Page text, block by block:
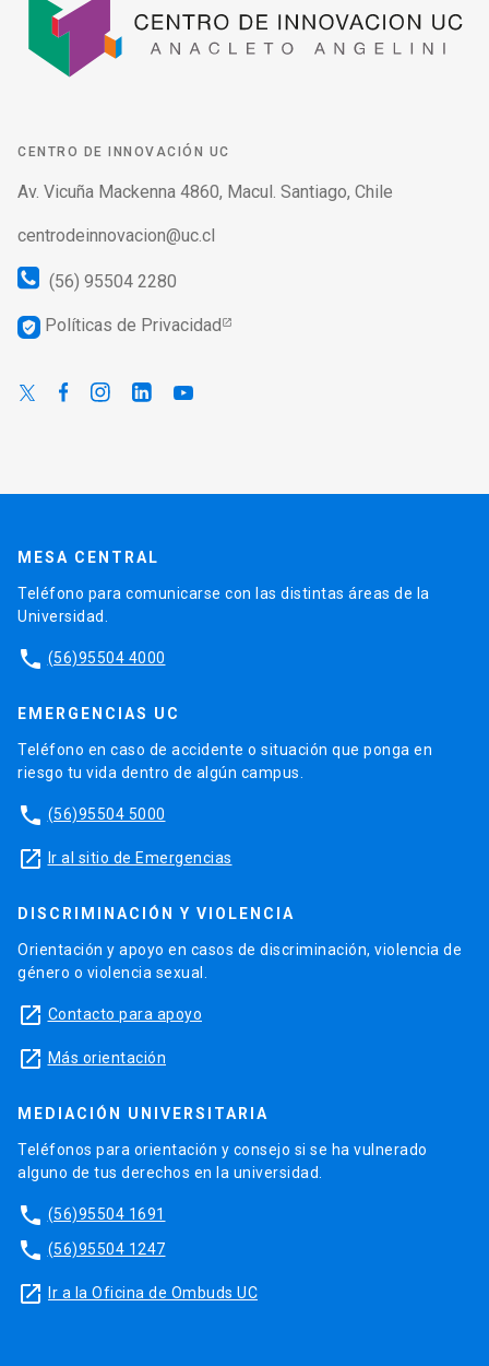
CENTRO DE INNOVACIÓN UC
Av. Vicuña Mackenna 4860, Macul. Santiago, Chile
centrodeinnovacion@uc.cl
(56) 95504 2280
verified_user Políticas de Privacidad
MESA CENTRAL
Teléfono para comunicarse con las distintas áreas de la
Universidad.
phone (56)95504 4000
EMERGENCIAS UC
Teléfono en caso de accidente o situación que ponga en
riesgo tu vida dentro de algún campus.
phone (56)95504 5000
launch Ir al sitio de Emergencias
DISCRIMINACIÓN Y VIOLENCIA
Orientación y apoyo en casos de discriminación, violencia de
género o violencia sexual.
launch Contacto para apoyo
launch Más orientación
MEDIACIÓN UNIVERSITARIA
Teléfonos para orientación y consejo si se ha vulnerado
alguno de tus derechos en la universidad.
phone (56)95504 1691
phone (56)95504 1247
launch Ir a la Oficina de Ombuds UC